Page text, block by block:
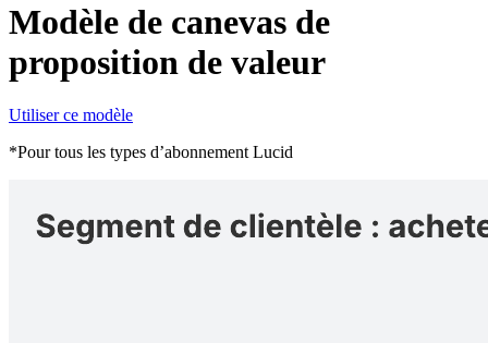
Modèle de canevas de
proposition de valeur
Utiliser ce modèle
*Pour tous les types d’abonnement Lucid